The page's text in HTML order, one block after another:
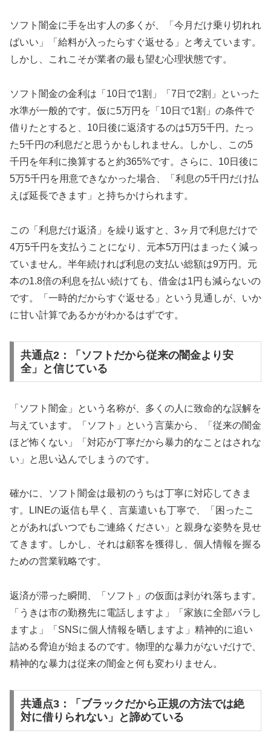
ソフト闇金に手を出す人の多くが、「今月だけ乗り切れれ
ばいい」「給料が入ったらすぐ返せる」と考えています。
しかし、これこそが業者の最も望む心理状態です。
ソフト闇金の金利は「10日で1割」「7日で2割」といった
水準が一般的です。仮に5万円を「10日で1割」の条件で
借りたとすると、10日後に返済するのは5万5千円。たっ
た5千円の利息だと思うかもしれません。しかし、この5
千円を年利に換算すると約365%です。さらに、10日後に
5万5千円を用意できなかった場合、「利息の5千円だけ払
えば延長できます」と持ちかけられます。
この「利息だけ返済」を繰り返すと、3ヶ月で利息だけで
4万5千円を支払うことになり、元本5万円はまったく減っ
ていません。半年続ければ利息の支払い総額は9万円。元
本の1.8倍の利息を払い続けても、借金は1円も減らないの
です。「一時的だからすぐ返せる」という見通しが、いか
に甘い計算であるかがわかるはずです。
共通点2：「ソフトだから従来の闇金より安
全」と信じている
「ソフト闇金」という名称が、多くの人に致命的な誤解を
与えています。「ソフト」という言葉から、「従来の闇金
ほど怖くない」「対応が丁寧だから暴力的なことはされな
い」と思い込んでしまうのです。
確かに、ソフト闇金は最初のうちは丁寧に対応してきま
す。LINEの返信も早く、言葉遣いも丁寧で、「困ったこ
とがあればいつでもご連絡ください」と親身な姿勢を見せ
てきます。しかし、それは顧客を獲得し、個人情報を握る
ための営業戦略です。
返済が滞った瞬間、「ソフト」の仮面は剥がれ落ちます。
「うきは市の勤務先に電話しますよ」「家族に全部バラし
ますよ」「SNSに個人情報を晒しますよ」精神的に追い
詰める脅迫が始まるのです。物理的な暴力がないだけで、
精神的な暴力は従来の闇金と何も変わりません。
共通点3：「ブラックだから正規の方法では絶
対に借りられない」と諦めている